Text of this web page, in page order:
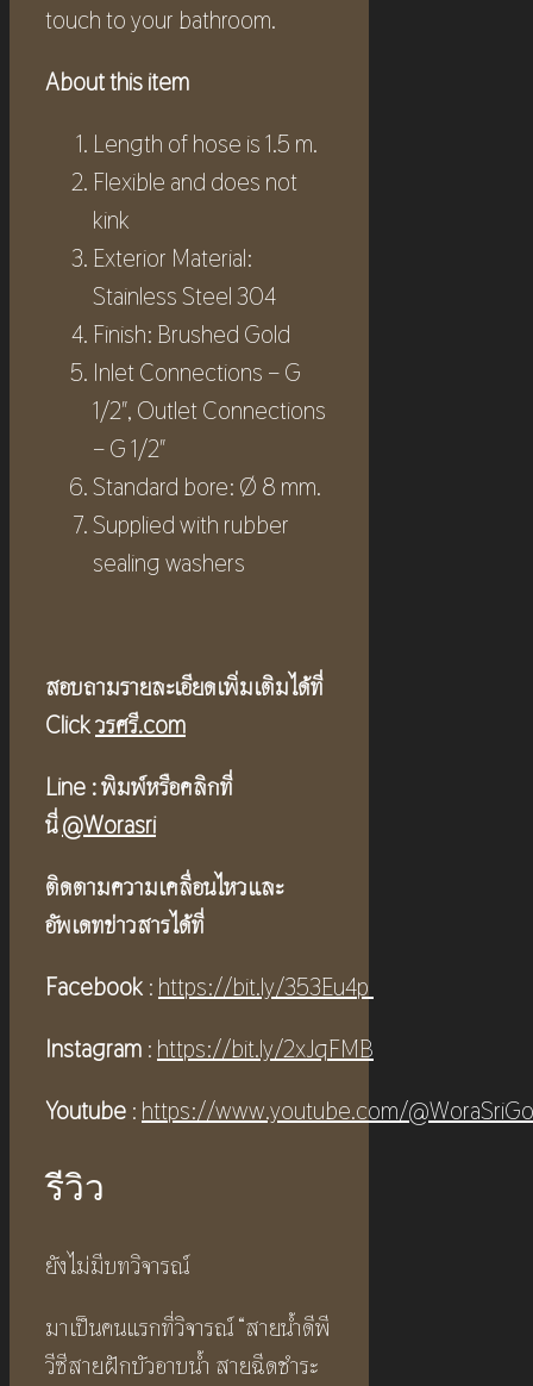
touch to your bathroom.
About this item
Length of hose is 1.5 m.
Flexible and does not
kink
Exterior Material:
Stainless Steel 304
Finish: Brushed Gold
Inlet Connections – G
1/2″, Outlet Connections
– G 1/2″
Standard bore: Ø 8 mm.
Supplied with rubber
sealing washers
สอบถามรายละเอียดเพิ่มเติมได้ที่
Clickวรศรี.com
Line :พิมพ์หรือคลิกที่
นี่@Worasri
ติดตามความเคลื่อนไหวและ
อัพเดทข่าวสารได้ที่
Facebook : https://bit.ly/353Eu4p
Instagram : https://bit.ly/2xJqFMB
Youtube : https://www.youtube.com/
รีวิว
ยังไม่มีบทวิจารณ์
มาเป็นคนแรกที่วิจารณ์ “สายน้ำดีพี
วีซีสายฝักบัวอาบน้ำ สายฉีดชำระ